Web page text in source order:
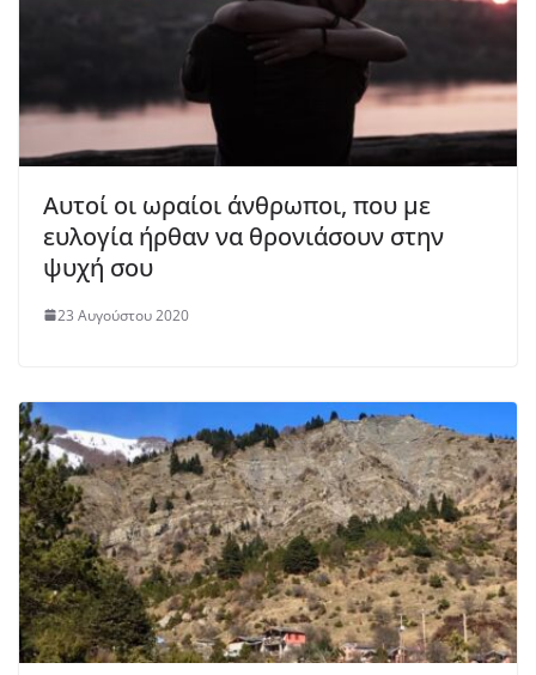
Αυτοί οι ωραίοι άνθρωποι, που με
ευλογία ήρθαν να θρονιάσουν στην
ψυχή σου
23 Αυγούστου 2020